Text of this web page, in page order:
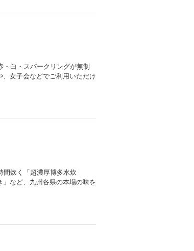
白・スパークリングが無制
女子会などでご利用いただけ
間炊く「超濃厚博多水炊
など、九州各県の本場の味を